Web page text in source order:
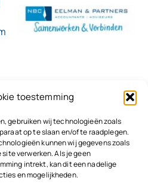
toestemming
gebruiken wij technologieën zoals
op te slaan en/of te raadplegen.
kunnen wij gegevens zoals
verwerken. Als je geen
intrekt, kan dit een nadelige
en mogelijkheden.
& Partners |KvK: 78187591
|Disclaimer | Copyright |